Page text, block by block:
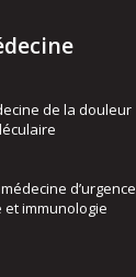
de la douleur
d’urgence
immunologie